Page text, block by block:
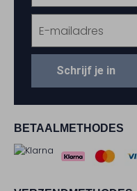
BETAALMETHODES
Schrijf je in